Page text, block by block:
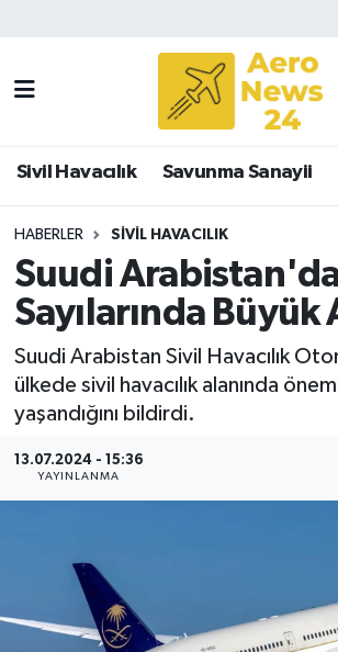
Sivil Havacılık Savunma Sanayii
HABERLER SIVIL HAVACILIK
Suudi
Sayılarında Büyük
Suudi Arabistan Sivil Havacılık
ülkede sivil havacılık alanında
yaşandığını bildirdi.
13.07.2024 - 15:36
YAYINLANMA